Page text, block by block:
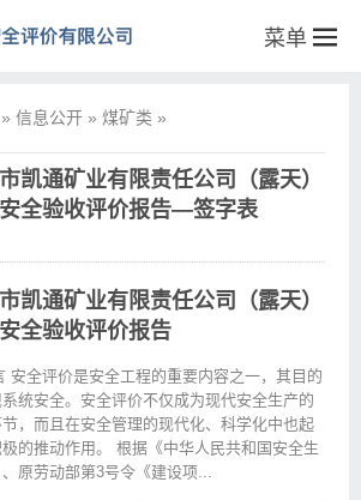
菜单
» 信息公开 » 煤矿类 »
凯通矿业有限责任公司（露天）
全验收评价报告—签字表
凯通矿业有限责任公司（露天）
全验收评价报告
全评价是安全工程的重要内容之一，其目的
统安全。安全评价不仅成为现代安全生产的
，而且在安全管理的现代化、科学化中也起
的推动作用。 根据《中华人民共和国安全生
原劳动部第3号令《建设项...